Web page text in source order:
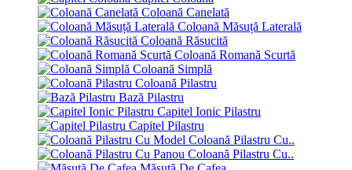
Coloană Canelată
Coloană Măsuță Laterală
Coloană Răsucită
Coloană Romană Scurtă
Coloană Simplă
Coloană Pilastru
Bază Pilastru
Capitel Ionic Pilastru
Capitel Pilastru
Coloană Pilastru Cu..
Coloană Pilastru Cu..